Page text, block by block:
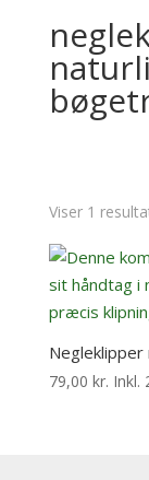
Viser 1
79,00 kr. Inkl.